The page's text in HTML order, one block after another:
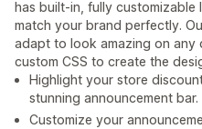
has built-in, fully
match your brand perfectly.
adapt to look amazing on any
custom CSS to create the
Highlight your store
stunning announcement bar.
Customize your